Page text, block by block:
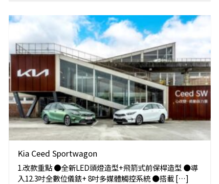
Kia Ceed Sportwagon
1.改款重點 ●全新LED頭燈造型+飛箭式前保桿造型 ●導
入12.3吋全數位儀錶+ 8吋多媒體觸控系統 ●搭載 […]